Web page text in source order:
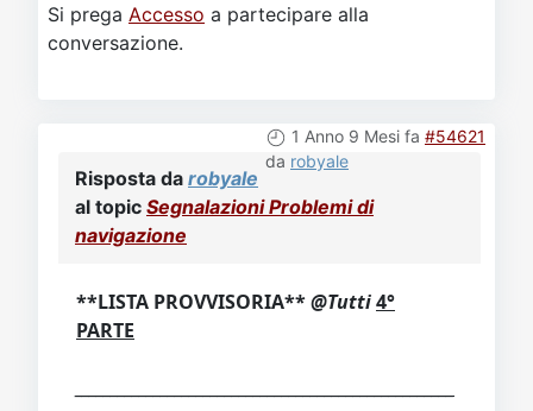
Si prega Accesso a partecipare alla
conversazione.
1 Anno 9 Mesi fa #54621
da robyale
Risposta da robyale
al topic Segnalazioni Problemi di
navigazione
**LISTA PROVVISORIA**@Tutti4°
PARTE